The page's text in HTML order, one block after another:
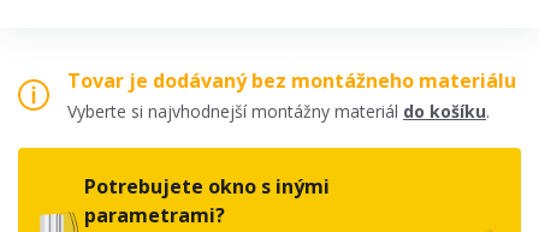
Tovar je dodávaný bez montážneho materiálu
Vyberte si najvhodnejší montážny materiál do košíku.
Potrebujete okno s inými
parametrami?